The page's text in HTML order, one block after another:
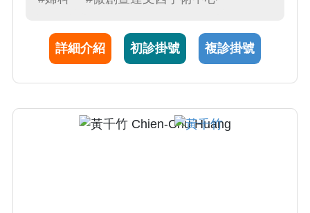
詳細介紹 初診掛號 複診掛號